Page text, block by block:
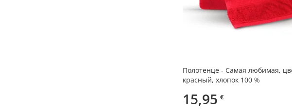
Полотенце - Самая любимая,
красный, хлопок 100 %
15,95 €